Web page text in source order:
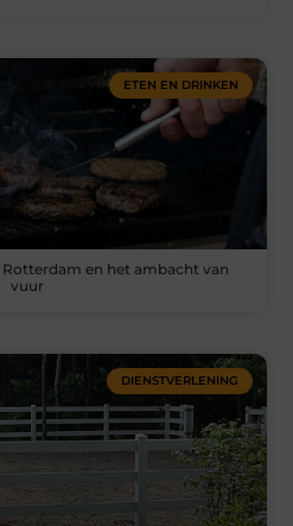
ETEN EN DRINKEN
en het ambacht van
vuur
DIENSTVERLENING